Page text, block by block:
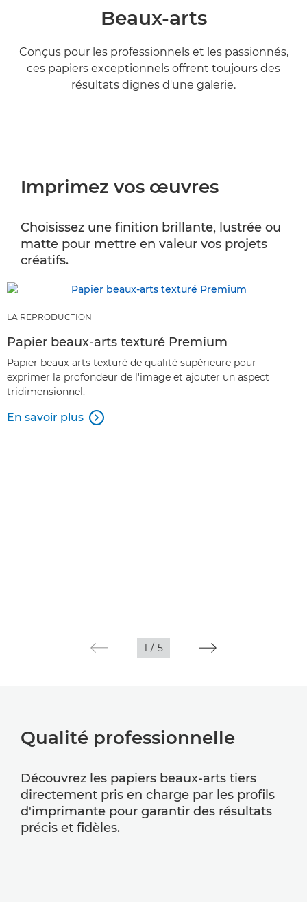
Beaux-arts
Conçus pour les professionnels et les passionnés,
ces papiers exceptionnels offrent toujours des
résultats dignes d'une galerie.
Imprimez vos œuvres
Choisissez une finition brillante, lustrée ou
matte pour mettre en valeur vos projets
créatifs.
LA REPRODUCTION
Papier beaux-arts texturé Premium
Papier beaux-arts texturé de qualité supérieure pour
exprimer la profondeur de l'image et ajouter un aspect
tridimensionnel.
En savoir plus 
1 / 5
Qualité professionnelle
Découvrez les papiers beaux-arts tiers
directement pris en charge par les profils
d'imprimante pour garantir des résultats
précis et fidèles.